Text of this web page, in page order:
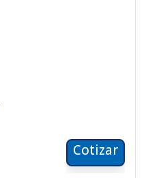
Cotizar